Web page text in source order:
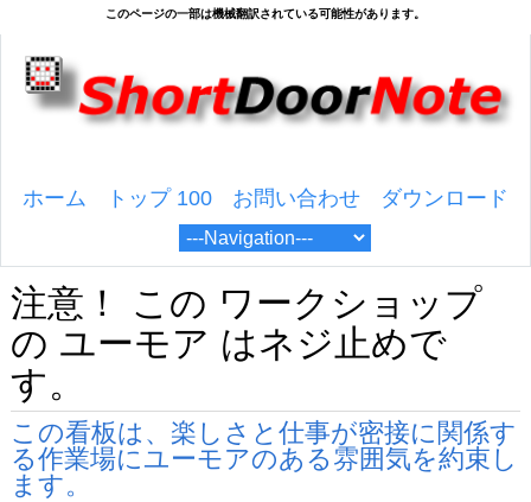
ホーム トップ 100 お問い合わせ ダウンロード
注意！ この ワークショップ
の ユーモア はネジ止めで
す。
この看板は、楽しさと仕事が密接に関係す
る作業場にユーモアのある雰囲気を約束し
ます。